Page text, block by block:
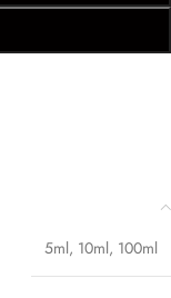
5ml, 10ml, 100ml